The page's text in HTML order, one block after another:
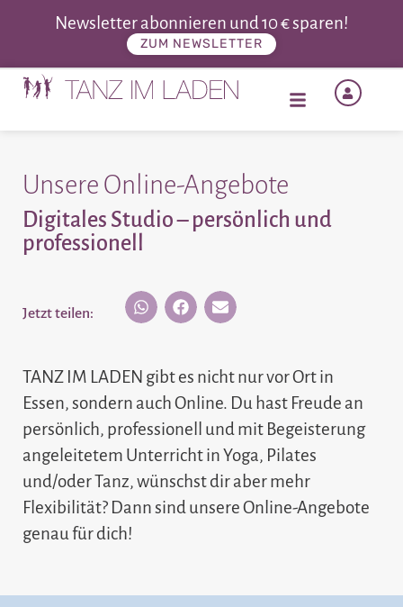
Newsletter abonnieren und 10 € sparen!
ZUM NEWSLETTER
Unsere Online-Angebote
Digitales Studio – persönlich und
professionell
Jetzt teilen:
TANZ IM LADEN gibt es nicht nur vor Ort in
Essen, sondern auch Online. Du hast Freude an
persönlich, professionell und mit Begeisterung
angeleitetem Unterricht in Yoga, Pilates
und/oder Tanz, wünschst dir aber mehr
Flexibilität? Dann sind unsere Online-Angebote
genau für dich!